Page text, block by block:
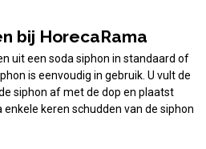
bij HorecaRama
uit een soda siphon in standaard of
is eenvoudig in gebruik. U vult de
siphon af met de dop en plaatst
keren schudden van de siphon